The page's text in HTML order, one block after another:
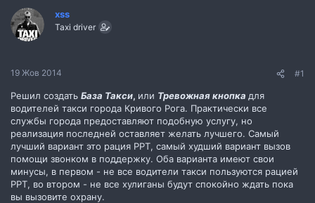
е
м
и
н
xss
Taxi driver
19 Жов 2014 #1
Решил создать База Такси, или Тревожная кнопка для
водителей такси города Кривого Рога. Практически все
службы города предоставляют подобную услугу, но
реализация последней оставляет желать лучшего. Самый
лучший вариант это рация PPT, самый худший вариант вызов
помощи звонком в поддержку. Оба варианта имеют свои
минусы, в первом - не все водители такси пользуются рацией
PPT, во втором - не все хулиганы будут спокойно ждать пока
вы вызовите охрану.